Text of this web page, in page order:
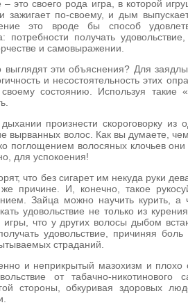
это своего рода игра, в которой
зажигает по-своему, и дым
это вроде бы способ
потребности получать
и самовыражении.
выглядят эти объяснения? Для
и несостоятельность этих
своему состоянию. Используя
произнести скороговорку из
вырванных волос. Как вы думаете,
поглощением волосяных клочьев
для успокоения!
что без сигарет им некуда руки
причине. И, конечно, такое
Зайца можно научить курить,
удовольствие не только из
игры, что у других волосы дыбом
удовольствие, причиняя
страданий.
и неприкрытый мазохизм и
от табачно-никотинового
стороны, обкуривая здоровых